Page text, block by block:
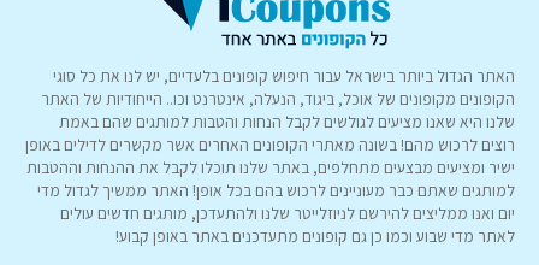
האתר הגדול ביותר בישראל עבור חיפוש קופונים בלעדיים, יש לנו את כל סוגי
הקופונים מקופונים של אוכל, ביגוד, הנעלה, אינטרנט וכו.. הייחודיות של האתר
שלנו היא שאנו מציעים לגולשים לקבל הנחות והטבות למותגים שהם באמת
רוצים לרכוש מהם! בשונה מאתרי הקופונים האחרים אשר מקשרים לדילים באופן
ישיר ומציעים מבצעים מתחלפים, באתר שלנו תוכלו לקבל את ההנחות וההטבות
למותגים שאתם כבר מעוניינים לרכוש בהם בכל אופן! האתר ממשיך לגדול מדי
יום ואנו ממליצים להירשם לניוזלייטר שלנו ולהתעדכן, מותגים חדשים עולים
לאתר מדי שבוע וכמו כן גם קופונים מתעדכנים באתר באופן קבוע!